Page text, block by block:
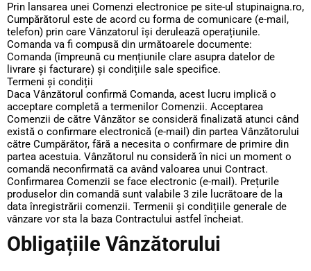
Prin lansarea unei Comenzi electronice pe site-ul stupinaigna.ro,
Cumpărătorul este de acord cu forma de comunicare (e-mail,
telefon) prin care Vânzatorul își derulează operațiunile.
Comanda va fi compusă din următoarele documente:
Comanda (împreună cu mențiunile clare asupra datelor de
livrare și facturare) și condițiile sale specifice.
Termeni și condiții
Daca Vânzătorul confirmă Comanda, acest lucru implică o
acceptare completă a termenilor Comenzii. Acceptarea
Comenzii de către Vânzător se consideră finalizată atunci când
există o confirmare electronică (e-mail) din partea Vânzătorului
către Cumpărător, fără a necesita o confirmare de primire din
partea acestuia. Vânzătorul nu consideră în nici un moment o
comandă neconfirmată ca având valoarea unui Contract.
Confirmarea Comenzii se face electronic (e-mail). Prețurile
produselor din comandă sunt valabile 3 zile lucrătoare de la
data înregistrării comenzii. Termenii și condițiile generale de
vânzare vor sta la baza Contractului astfel încheiat.
Obligațiile Vânzătorului